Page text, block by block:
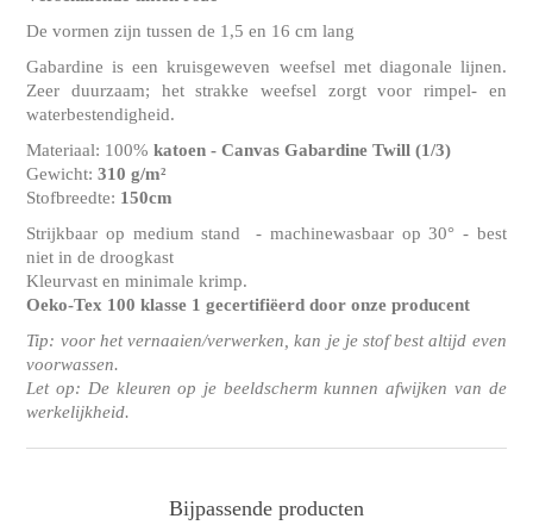
De vormen zijn tussen de 1,5 en 16 cm lang
Gabardine is een kruisgeweven weefsel met diagonale lijnen.
Zeer duurzaam; het strakke weefsel zorgt voor rimpel- en
waterbestendigheid.
Materiaal: 100%katoen - Canvas Gabardine Twill (1/3)
Gewicht:310 g/m²
Stofbreedte: 150cm
Strijkbaar op medium stand - machinewasbaar op 30° - best
niet in de droogkast
Kleurvast en minimale krimp.
Oeko-Tex 100 klasse 1gecertifiëerd door onze producent
Tip: voor het vernaaien/verwerken, kan je je stof best altijd even
voorwassen.
Let op: De kleuren op je beeldscherm kunnen afwijken van de
werkelijkheid.
Bijpassende producten